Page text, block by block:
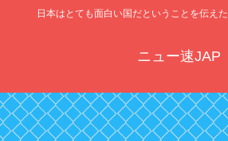
日本はとても面白い国だということを伝え
ニュー速JAP